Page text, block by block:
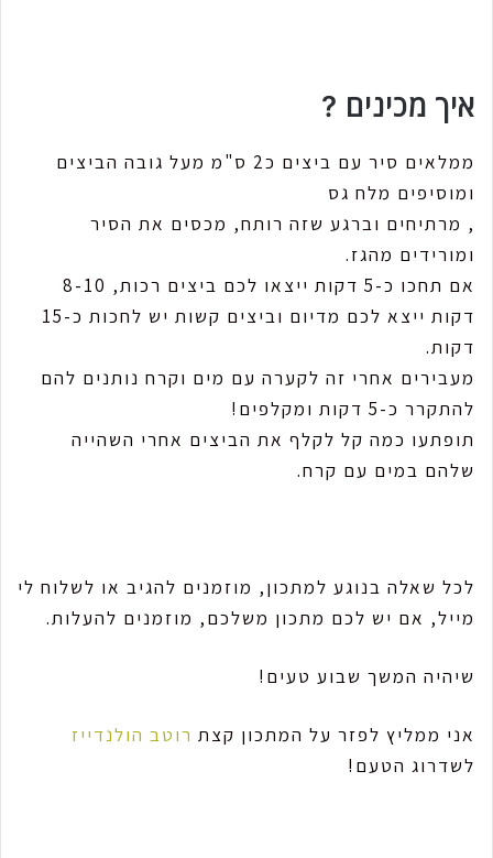
איך מכינים ?
ממלאים סיר עם ביצים כ2 ס"מ מעל גובה הביצים
ומוסיפים מלח גס
, מרתיחים וברגע שזה רותח, מכסים את הסיר
ומורידים מהגז.
אם תחכו כ-5 דקות ייצאו לכם ביצים רכות, 8-10
דקות ייצא לכם מדיום וביצים קשות יש לחכות כ-15
דקות.
מעבירים אחרי זה לקערה עם מים וקרח נותנים להם
להתקרר כ-5 דקות ומקלפים!
תופתעו כמה קל לקלף את הביצים אחרי השהייה
שלהם במים עם קרח.
לכל שאלה בנוגע למתכון, מוזמנים להגיב או לשלוח לי
מייל, אם יש לכם מתכון משלכם, מוזמנים להעלות.
שיהיה המשך שבוע טעים!
אני ממליץ לפזר על המתכון קצת רוטב הולנדייז
לשדרוג הטעם!